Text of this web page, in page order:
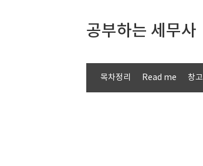
공부하는 세무사
목차정리 Read me 창고